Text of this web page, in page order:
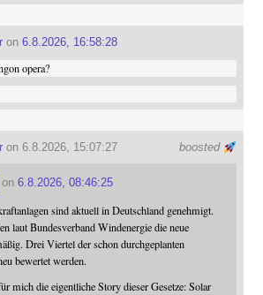
on 6.8.2026, 16:58:28
opera?
boosted
on 6.8.2026, 15:07:27
on 6.8.2026, 08:46:25
sind aktuell in Deutschland genehmigt.
laut Bundesverband Windenergie die neue
Drei Viertel der schon durchgeplanten
bewertet werden.
mich die eigentliche Story dieser Gesetze: Solar